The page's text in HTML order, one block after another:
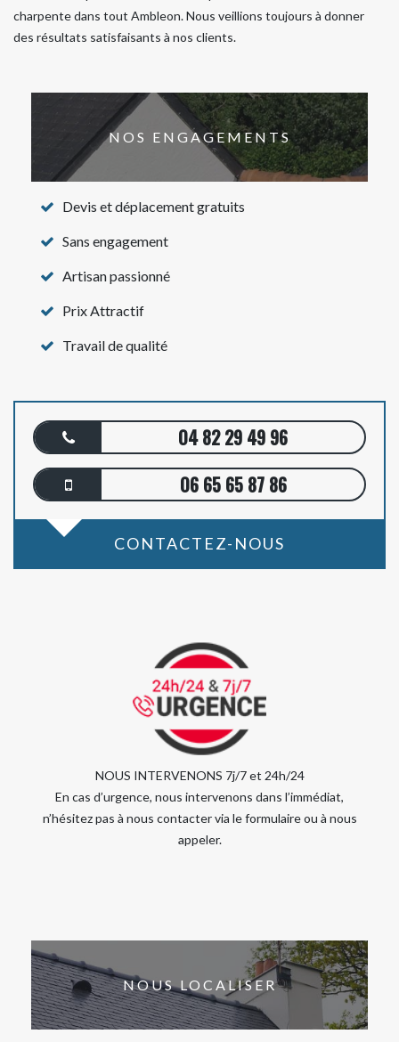
charpente dans tout Ambleon. Nous veillions toujours à donner
des résultats satisfaisants à nos clients.
NOS ENGAGEMENTS
Devis et déplacement gratuits
Sans engagement
Artisan passionné
Prix Attractif
Travail de qualité
04 82 29 49 96
06 65 65 87 86
CONTACTEZ-NOUS
NOUS INTERVENONS 7j/7 et 24h/24
En cas d’urgence, nous intervenons dans l’immédiat,
n’hésitez pas à nous contacter via le formulaire ou à nous
appeler.
NOUS LOCALISER